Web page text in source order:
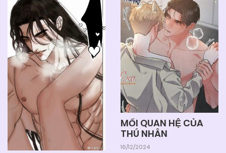
MỐI QUAN HỆ CỦA
THÚ NHÂN
16/12/2024